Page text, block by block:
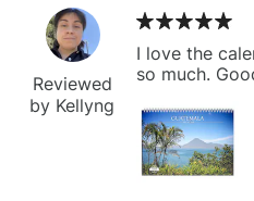
Reviewed
by Kellyng
I love the
so much.